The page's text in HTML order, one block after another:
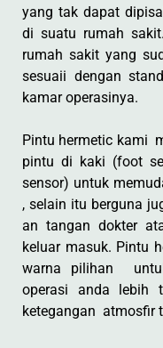
yang tak dapat
di suatu rumah
rumah sakit yang
sesuaii dengan
kamar operasinya.
Pintu hermetic kami
pintu di kaki (foot
sensor) untuk
, selain itu berguna
an tangan dokter
keluar masuk. Pintu
warna pilihan
operasi anda lebih
ketegangan atmosfir